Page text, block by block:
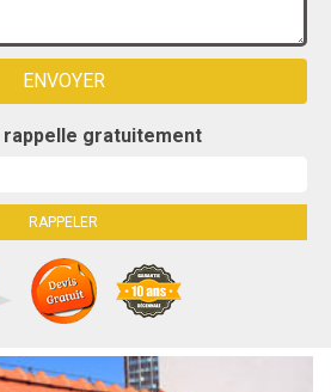
rappelle gratuitement